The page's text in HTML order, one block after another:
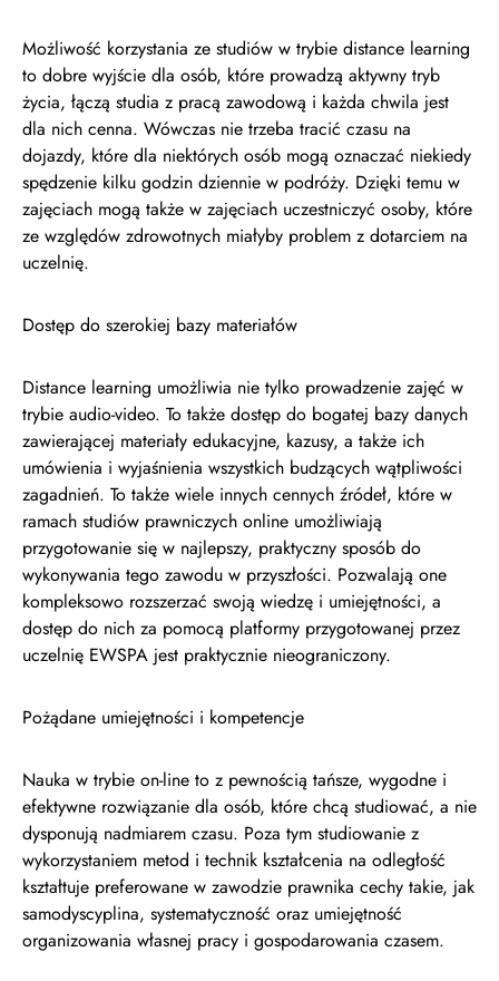
Możliwość korzystania ze studiów w trybie distance learning
to dobre wyjście dla osób, które prowadzą aktywny tryb
życia, łączą studia z pracą zawodową i każda chwila jest
dla nich cenna. Wówczas nie trzeba tracić czasu na
dojazdy, które dla niektórych osób mogą oznaczać niekiedy
spędzenie kilku godzin dziennie w podróży. Dzięki temu w
zajęciach mogą także w zajęciach uczestniczyć osoby, które
ze względów zdrowotnych miałyby problem z dotarciem na
uczelnię.
Dostęp do szerokiej bazy materiałów
Distance learning umożliwia nie tylko prowadzenie zajęć w
trybie audio-video. To także dostęp do bogatej bazy danych
zawierającej materiały edukacyjne, kazusy, a także ich
umówienia i wyjaśnienia wszystkich budzących wątpliwości
zagadnień. To także wiele innych cennych źródeł, które w
ramach studiów prawniczych online umożliwiają
przygotowanie się w najlepszy, praktyczny sposób do
wykonywania tego zawodu w przyszłości. Pozwalają one
kompleksowo rozszerzać swoją wiedzę i umiejętności, a
dostęp do nich za pomocą platformy przygotowanej przez
uczelnię EWSPA jest praktycznie nieograniczony.
Pożądane umiejętności i kompetencje
Nauka w trybie on-line to z pewnością tańsze, wygodne i
efektywne rozwiązanie dla osób, które chcą studiować, a nie
dysponują nadmiarem czasu. Poza tym studiowanie z
wykorzystaniem metod i technik kształcenia na odległość
kształtuje preferowane w zawodzie prawnika cechy takie, jak
samodyscyplina, systematyczność oraz umiejętność
organizowania własnej pracy i gospodarowania czasem.